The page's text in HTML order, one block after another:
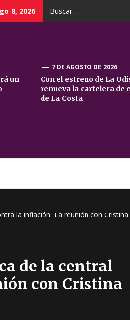
8, 2026
un
7 DE AGOSTO DE 2026
Con el estreno de La
renueva la cartelera de
de La Costa
la inflación. La reunión con Cristina
de la central
con Cristina